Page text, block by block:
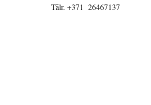
Tālr. +371 26467137